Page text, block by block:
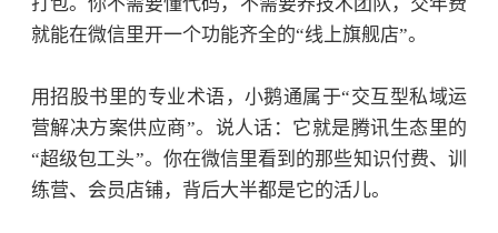
就能在微信里开一个功能齐全的“线上旗舰店”。
用招股书里的专业术语，小鹅通属于“交互型私域运
营解决方案供应商”。说人话：它就是腾讯生态里的
“超级包工头”。你在微信里看到的那些知识付费、训
练营、会员店铺，背后大半都是它的活儿。